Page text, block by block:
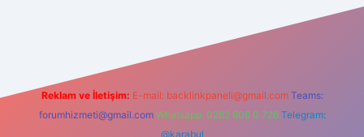
Reklam ve İletişim: E-mail: backlinkpaneli@gmail.com Teams:
forumhizmeti@gmail.com Whatsapp: 0262 606 0 726 Telegram:
@karabul